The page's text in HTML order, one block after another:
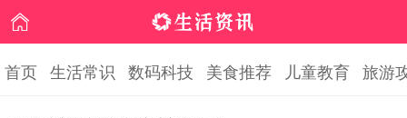
首页 生活常识 数码科技 美食推荐 儿童教育 旅游